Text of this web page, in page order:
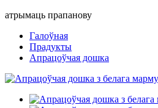
атрымаць прапанову
Галоўная
Прадукты
Апрацоўчая дошка